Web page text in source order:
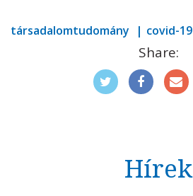
társadalomtudomány covid-19
Share:
Hírek